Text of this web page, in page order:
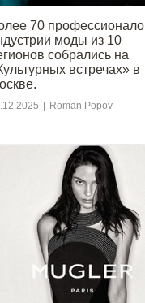
70
моды из 10
собрались на
встречах» в
Roman Popov